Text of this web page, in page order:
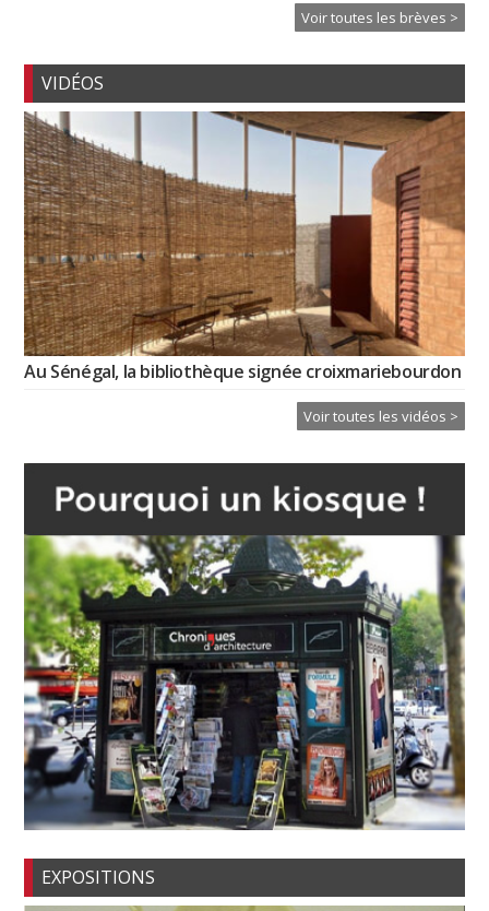
Voir toutes les brèves >
VIDÉOS
Au Sénégal, la bibliothèque signée croixmariebourdon
Voir toutes les vidéos >
EXPOSITIONS